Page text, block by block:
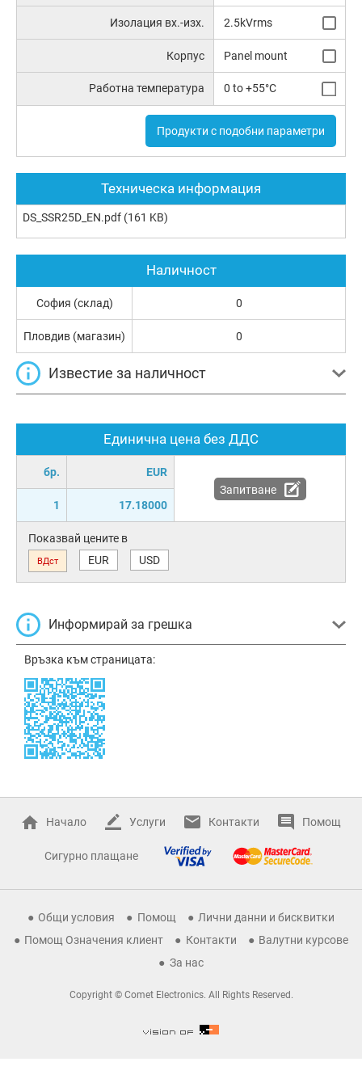
Изолация вх.-изх. 2.5kVrms
Корпус Panel mount
Работна температура 0 to +55°C
Продукти с подобни параметри
Техническа информация
DS_SSR25D_EN.pdf (161 KB)
Единична цена без ДДС
бр. EUR
1 17.18000
Запитване
Показвай цените в
ВДст EUR USD
Информирай за грешка
Връзка към страницата:
Наличност
София (склад) 0
Пловдив (магазин) 0
Известие за наличност
Начало Услуги Контакти Помощ
Сигурно плащане
Общи условия Помощ
Лични данни и бисквитки
Помощ Означения клиент
Контакти
Валутни курсове
За нас
Copyright © Comet Electronics. All Rights Reserved.